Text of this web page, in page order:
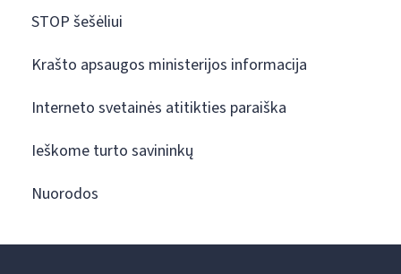
STOP šešėliui
Krašto apsaugos ministerijos informacija
Interneto svetainės atitikties paraiška
Ieškome turto savininkų
Nuorodos